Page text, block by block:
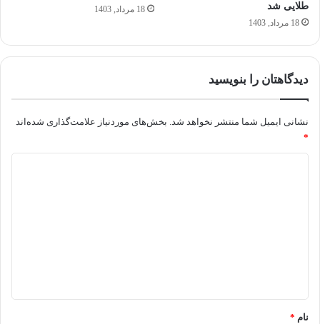
طلایی شد
18 مرداد, 1403
18 مرداد, 1403
دیدگاهتان را بنویسید
نشانی ایمیل شما منتشر نخواهد شد. بخش‌های موردنیاز علامت‌گذاری شده‌اند
*
نام *